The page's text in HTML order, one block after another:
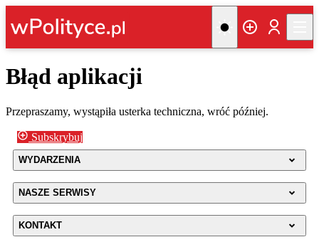
Błąd aplikacji
Przepraszamy, wystąpiła usterka techniczna, wróć później.
Subskrybuj
WYDARZENIA
NASZE SERWISY
KONTAKT